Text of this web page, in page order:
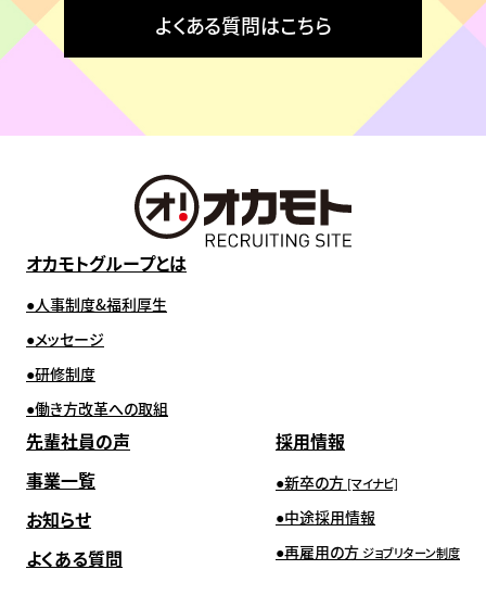
よくある質問はこちら
オカモトグループとは
人事制度&福利厚生
メッセージ
研修制度
働き方改革への取組
先輩社員の声
事業一覧
お知らせ
よくある質問
採用情報
新卒の方 [マイナビ]
中途採用情報
再雇用の方 ジョブリターン制度